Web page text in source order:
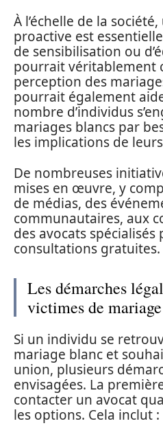
À l’échelle de la
proactive est
de sensibilisation ou
pourrait véritablement
perception des
pourrait également
nombre d’individus
mariages blancs par
les implications de
De nombreuses
mises en œuvre, y
de médias, des
communautaires, aux
des avocats
consultations gratuites.
Les démarches
victimes de
Si un individu se
mariage blanc et
union, plusieurs
envisagées. La
contacter un avocat
les options. Cela inclut :